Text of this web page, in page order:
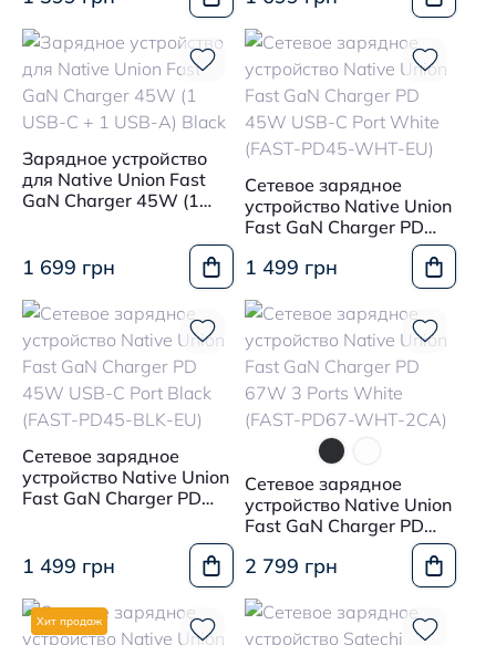
Зарядное устройство
для Native Union Fast
GaN Charger 45W (1
1 699 грн
Сетевое зарядное
устройство Native Union
Fast GaN Charger PD
45W USB-C Port White
(FAST-PD45-WHT-EU)
1 499 грн
Сетевое зарядное
устройство Native Union
Fast GaN Charger PD
(FAST-PD45-BLK-EU)
1 499 грн
Сетевое зарядное
устройство Native Union
Fast GaN Charger PD
(FAST-PD67-WHT-2CA)
2 799 грн
Хит продаж